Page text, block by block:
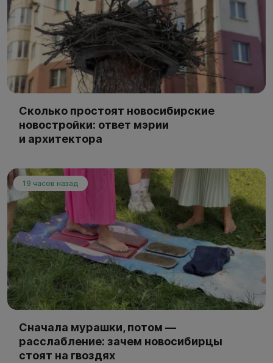
Сколько простоят новосибирские
новостройки: ответ мэрии
и архитектора
19 часов назад
Сначала мурашки, потом —
расслабление: зачем новосибирцы
стоят на гвоздях